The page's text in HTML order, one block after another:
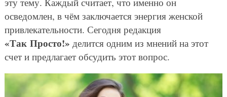
осведомлен, в чём заключается энергия женской
привлекательности. Сегодня редакция
«Так Просто!» делится одним из мнений на этот
счет и предлагает обсудить этот вопрос.